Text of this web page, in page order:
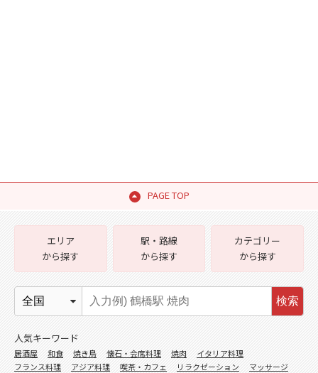
PAGE TOP
エリア
から探す
駅・路線
から探す
カテゴリー
から探す
検索
人気キーワード
居酒屋 和食 焼き鳥 懐石・会席料理 焼肉
イタリア料理
フランス料理
アジア料理 喫茶・カフェ リラクゼーション
マッサージ